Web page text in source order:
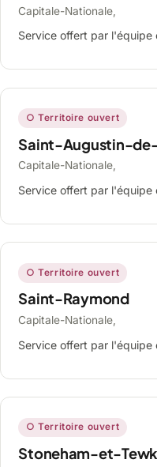
Capitale-Nationale,
Service offert par
○ Territoire ouvert
Saint-Augustin-
Capitale-Nationale,
Service offert par
○ Territoire ouvert
Saint-Raymond
Capitale-Nationale,
Service offert par
○ Territoire ouvert
Stoneham-et-